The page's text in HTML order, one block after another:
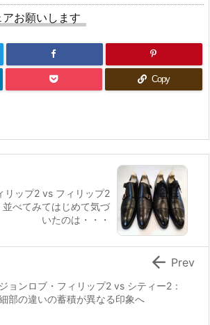
お願いします
Copy
リップ2 vs フィリップ2
べてみてはじめて気づ
いたのは・・・
ジョンロブ・フィリップ2 vs シティー2：
部の違いの蓄積が異なる印象へ
 Prev